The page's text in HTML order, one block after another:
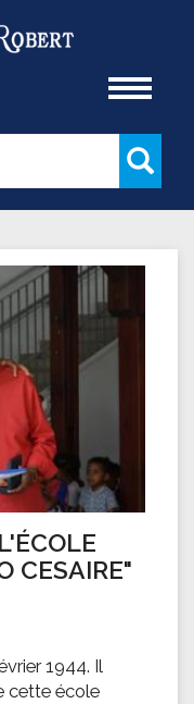
CESAIRE"
1944. Il
cette école